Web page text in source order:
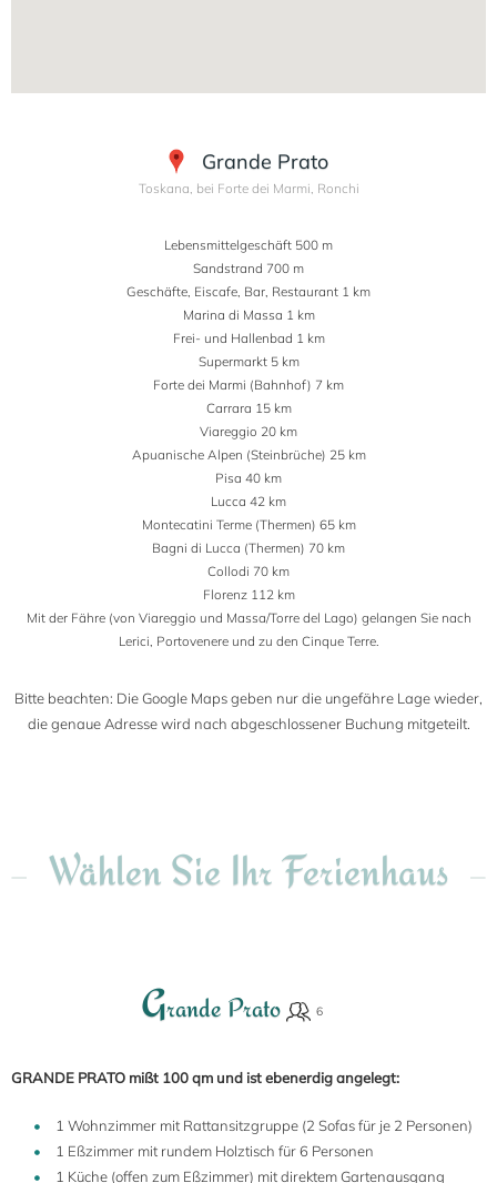
Grande Prato
Toskana, bei Forte dei Marmi, Ronchi
Lebensmittelgeschäft 500 m
Sandstrand 700 m
Geschäfte, Eiscafe, Bar, Restaurant 1 km
Marina di Massa 1 km
Frei- und Hallenbad 1 km
Supermarkt 5 km
Forte dei Marmi (Bahnhof) 7 km
Carrara 15 km
Viareggio 20 km
Apuanische Alpen (Steinbrüche) 25 km
Pisa 40 km
Lucca 42 km
Montecatini Terme (Thermen) 65 km
Bagni di Lucca (Thermen) 70 km
Collodi 70 km
Florenz 112 km
Mit der Fähre (von Viareggio und Massa/Torre del Lago) gelangen Sie nach
Lerici, Portovenere und zu den Cinque Terre.
Bitte beachten: Die Google Maps geben nur die ungefähre Lage wieder,
die genaue Adresse wird nach abgeschlossener Buchung mitgeteilt.
Wählen Sie Ihr Ferienhaus
Grande Prato
GRANDE PRATO mißt 100 qm und ist ebenerdig angelegt:
1 Wohnzimmer mit Rattansitzgruppe (2 Sofas für je 2 Personen)
1 Eßzimmer mit rundem Holztisch für 6 Personen
1 Küche (offen zum Eßzimmer) mit direktem Gartenausgang